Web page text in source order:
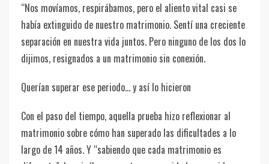
“Nos movíamos, respirábamos, pero el aliento vital casi se
había extinguido de nuestro matrimonio. Sentí una creciente
separación en nuestra vida juntos. Pero ninguno de los dos lo
dijimos, resignados a un matrimonio sin conexión.
Querían superar ese periodo… y así lo hicieron
Con el paso del tiempo, aquella prueba hizo reflexionar al
matrimonio sobre cómo han superado las dificultades a lo
largo de 14 años. Y “sabiendo que cada matrimonio es